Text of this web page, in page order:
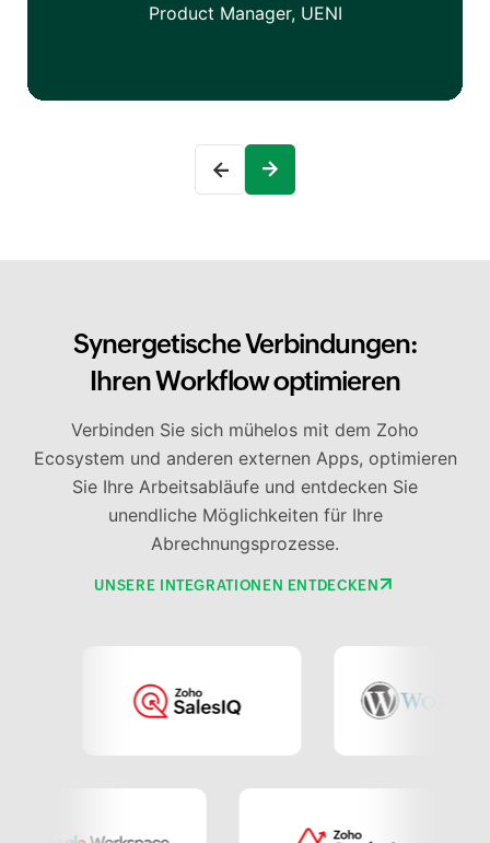
Product Manager, UENI
Synergetische Verbindungen:
Ihren Workflow optimieren
Verbinden Sie sich mühelos mit dem Zoho
Ecosystem und anderen externen Apps, optimieren
Sie Ihre Arbeitsabläufe und entdecken Sie
unendliche Möglichkeiten für Ihre
Abrechnungsprozesse.
UNSERE INTEGRATIONEN ENTDECKEN